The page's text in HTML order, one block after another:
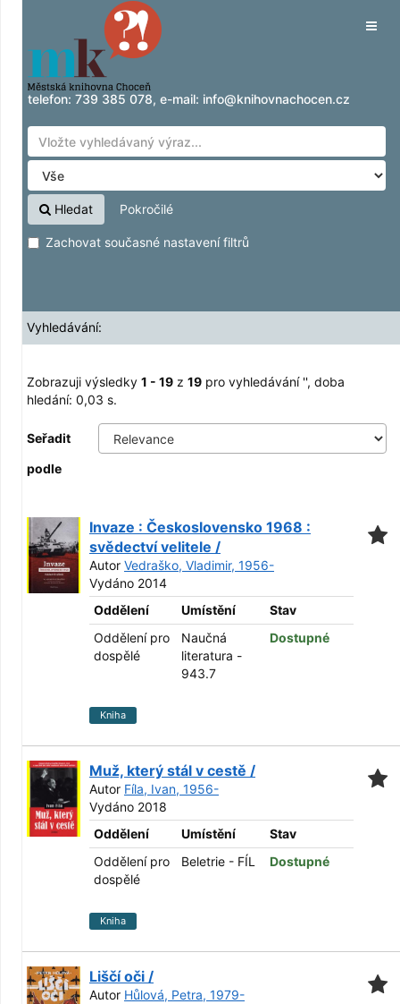
Zobrazuji výsledky1 - 19
Přeskočit na obsah
telefon: 739 385 078, e-mail: info@knihovnachocen.cz
Hledat Pokročilé
Zachovat současné nastavení filtrů
Vyhledávání:
Zobrazuji výsledky 1 - 19 z 19 pro vyhledávání '', doba
hledání: 0,03 s.
Seřadit
podle
Invaze : Československo 1968 :
svědectví velitele /
Autor Vedraško, Vladimir, 1956-
Vydáno 2014
Oddělení
Umístění
Stav
Oddělení pro
dospělé
Naučná
literatura -
943.7
Dostupné
Kniha
Muž, který stál v cestě /
Autor Fíla, Ivan, 1956-
Vydáno 2018
Oddělení
Umístění
Stav
Oddělení pro
dospělé
Beletrie - FÍL Dostupné
Kniha
Liščí oči /
Autor Hůlová, Petra, 1979-